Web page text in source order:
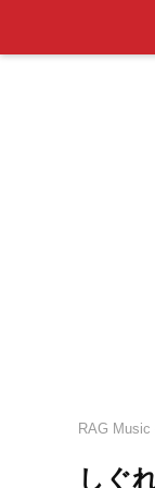
RAG Music
しぐ